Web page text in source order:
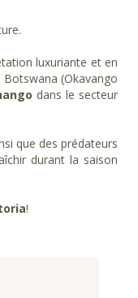
luxuriante et en
(Okavango
dans le secteur
que des prédateurs
durant la saison
!